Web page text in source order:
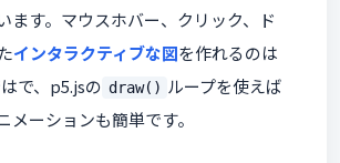
ます。マウスホバー、クリック、ド
インタラクティブな図を作れるのは
で、p5.jsの draw() ループを使えば
メーションも簡単です。